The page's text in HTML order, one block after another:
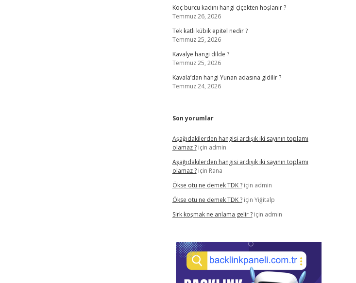
Koç burcu kadını hangi çiçekten hoşlanır ?
Temmuz 26, 2026
Tek katlı kübik epitel nedir ?
Temmuz 25, 2026
Kavalye hangi dilde ?
Temmuz 25, 2026
Kavala’dan hangi Yunan adasına gidilir ?
Temmuz 24, 2026
Son yorumlar
Aşağıdakilerden hangisi ardışık iki sayının toplamı
olamaz ?için admin
Aşağıdakilerden hangisi ardışık iki sayının toplamı
olamaz ?için Rana
Ökse otu ne demek TDK ?için admin
Ökse otu ne demek TDK ?için Yiğitalp
Sirk koşmak ne anlama gelir ?için admin